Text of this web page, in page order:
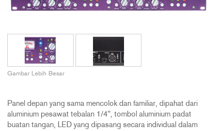
Gambar Lebih Besar
Panel depan yang sama mencolok dan familiar, dipahat dari
aluminium pesawat tebalan 1/4", tombol aluminium padat
buatan tangan, LED yang dipasang secara individual dalam